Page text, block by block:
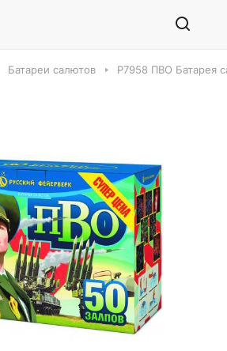
Батареи салютов Р7958 ПВО Батарея